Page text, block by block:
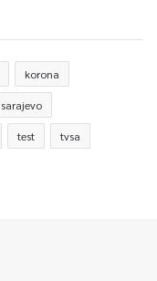
korona
sarajevo
test tvsa